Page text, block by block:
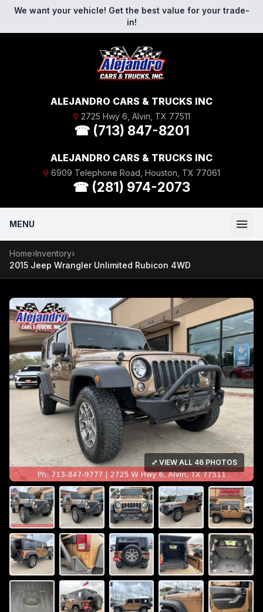
Skip to content
We want your vehicle! Get the best value for your trade-
in!
ALEJANDRO CARS & TRUCKS INC
⚲ 2725 Hwy 6, Alvin, TX 77511
☎ (713) 847-8201
ALEJANDRO CARS & TRUCKS INC
⚲ 6909 Telephone Road, Houston, TX 77061
☎ (281) 974-2073
MENU
Home›Inventory›
2015 Jeep Wrangler Unlimited Rubicon 4WD
⤢ VIEW ALL 46 PHOTOS